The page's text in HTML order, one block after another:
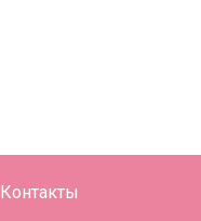
Контакты